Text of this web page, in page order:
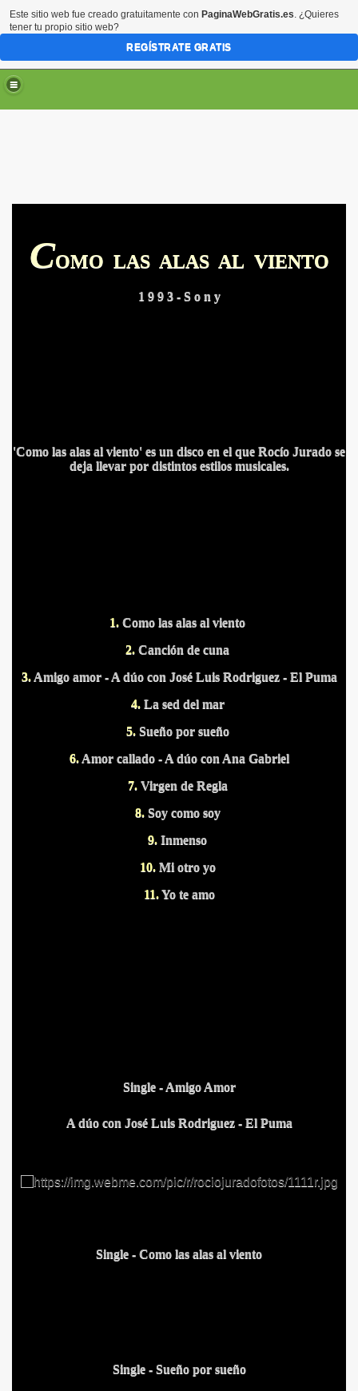
COMO LAS ALAS AL VIENTO
1 9 9 3 - S o n y
'Como las alas al viento' es un disco en el que Rocío Jurado se
deja llevar por distintos estilos musicales.
1. Como las alas al viento
2. Canción de cuna
3.Amigo amor - A dúo con José Luis Rodriguez - El Puma
4.La sed del mar
5.Sueño por sueño
6.Amor callado - A dúo con Ana Gabriel
7. Virgen de Regla
8.Soy como soy
9. Inmenso
10.Mi otro yo
11.Yo te amo
Single - Amigo Amor
A dúo con José Luis Rodriguez - El Puma
Single - Como las alas al viento
Single - Sueño por sueño
Este sitio web fue creado gratuitamente con PaginaWebGratis.es. ¿Quieres
tener tu propio sitio web?
REGÍSTRATE GRATIS